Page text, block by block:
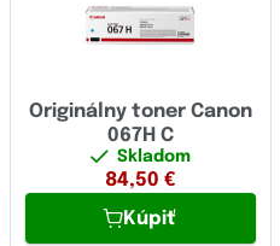
Originálny toner Canon
067H C
Skladom
84,50 €
Kúpiť